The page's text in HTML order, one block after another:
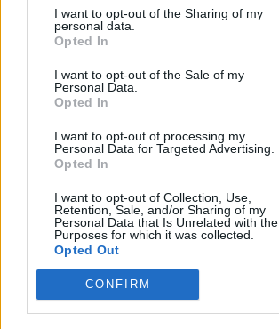
I want to opt-out of the Sharing of my
personal data.
Opted In
I want to opt-out of the Sale of my
Personal Data.
Opted In
I want to opt-out of processing my
Personal Data for Targeted Advertising.
Opted In
I want to opt-out of Collection, Use,
Retention, Sale, and/or Sharing of my
Personal Data that Is Unrelated with the
Purposes for which it was collected.
Opted Out
CONFIRM
ανέφερε.